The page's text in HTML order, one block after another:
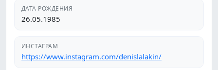
ДАТА РОЖДЕНИЯ
26.05.1985
ИНСТАГРАМ
https://www.instagram.com/denislalakin/